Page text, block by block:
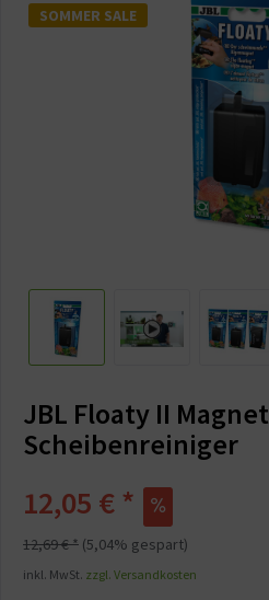
SOMMER SALE
JBL Floaty II Magnet
Scheibenreiniger
12,05 € *
12,69 € * (5,04% gespart)
inkl. MwSt. zzgl. Versandkosten